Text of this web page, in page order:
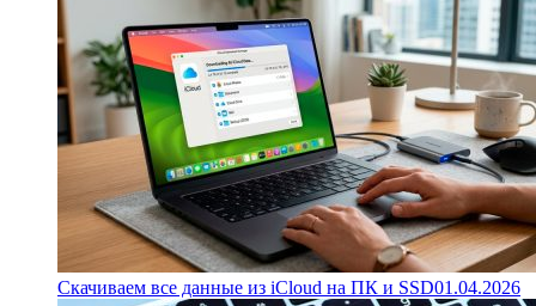
Скачиваем все данные из iCloud на ПК и SSD01.04.2026